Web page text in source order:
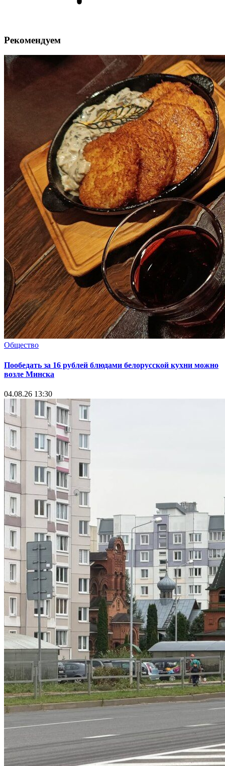
Рекомендуем
Общество
Пообедать за 16 рублей блюдами белорусской кухни можно
возле Минска
04.08.26 13:30